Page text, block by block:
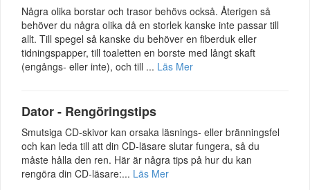
Några olika borstar och trasor behövs också. Återigen så
behöver du några olika då en storlek kanske inte passar till
allt. Till spegel så kanske du behöver en fiberduk eller
tidningspapper, till toaletten en borste med långt skaft
(engångs- eller inte), och till ... Läs Mer
Dator - Rengöringstips
Smutsiga CD-skivor kan orsaka läsnings- eller bränningsfel
och kan leda till att din CD-läsare slutar fungera, så du
måste hålla den ren. Här är några tips på hur du kan
rengöra din CD-läsare:... Läs Mer